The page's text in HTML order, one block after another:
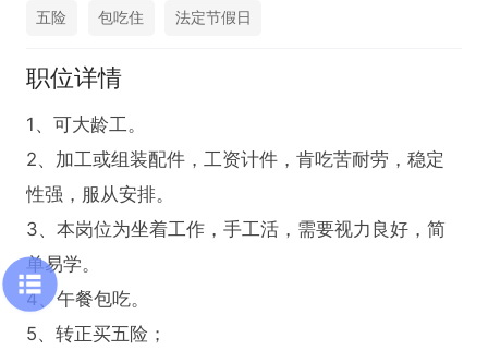
五险 包吃住 法定节假日
职位详情
1、可大龄工。
2、加工或组装配件，工资计件，肯吃苦耐劳，稳定
性强，服从安排。
3、本岗位为坐着工作，手工活，需要视力良好，简
单易学。
4、午餐包吃。
5、转正买五险；